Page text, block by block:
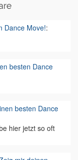
Dance Move!:
besten Dance
besten Dance
hier jetzt so oft